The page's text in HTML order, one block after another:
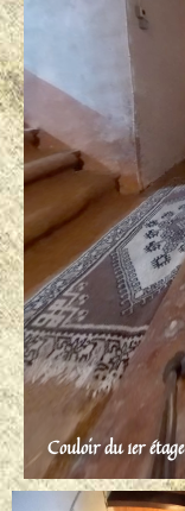
Couloir du 1er étage